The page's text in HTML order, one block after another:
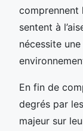
comprennent
sentent à
nécessite
En fin de
degrés par
majeur sur